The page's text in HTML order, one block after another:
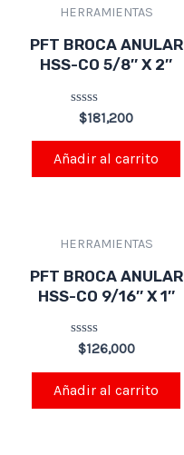
HERRAMIENTAS
PFT BROCA ANULAR
HSS-CO 5/8″ X 2″
Valorado
en
0
de
5
$181,200
Añadir al carrito
HERRAMIENTAS
PFT BROCA ANULAR
HSS-CO 9/16″ X 1″
Valorado
en
0
de
5
$126,000
Añadir al carrito